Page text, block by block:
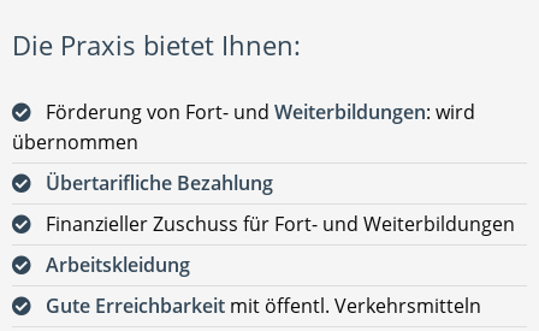
Die Praxis bietet Ihnen:
Förderung von Fort- und Weiterbildungen: wird
übernommen
Übertarifliche Bezahlung
Finanzieller Zuschuss für Fort- und Weiterbildungen
Arbeitskleidung
Gute Erreichbarkeit mit öffentl. Verkehrsmitteln